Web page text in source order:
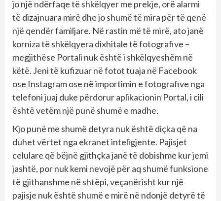
jo një ndërfaqe të shkëlqyer me prekje, orë alarmi
të dizajnuara mirë dhe jo shumë të mira për të qenë
një qendër familjare. Në rastin më të mirë, ato janë
korniza të shkëlqyera dixhitale të fotografive –
megjithëse Portali nuk është i shkëlqyeshëm në
këtë. Jeni të kufizuar në fotot tuaja në Facebook
ose Instagram ose në importimin e fotografive nga
telefoni juaj duke përdorur aplikacionin Portal, i cili
është vetëm një punë shumë e madhe.
Kjo punë me shumë detyra nuk është diçka që na
duhet vërtet nga ekranet inteligjente. Pajisjet
celulare që bëjnë gjithçka janë të dobishme kur jemi
jashtë, por nuk kemi nevojë për aq shumë funksione
të gjithanshme në shtëpi, veçanërisht kur një
pajisje nuk është shumë e mirë në ndonjë detyrë të